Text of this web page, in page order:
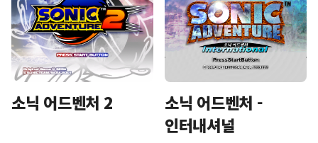
소닉 어드벤처 2
소닉 어드벤처 -
인터내셔널